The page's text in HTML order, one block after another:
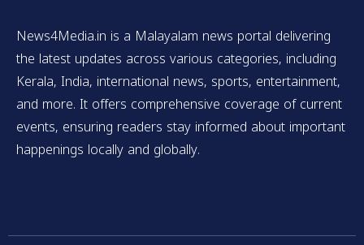
News4Media.in is a Malayalam news portal delivering
the latest updates across various categories, including
Kerala, India, international news, sports, entertainment,
and more. It offers comprehensive coverage of current
events, ensuring readers stay informed about important
happenings locally and globally.